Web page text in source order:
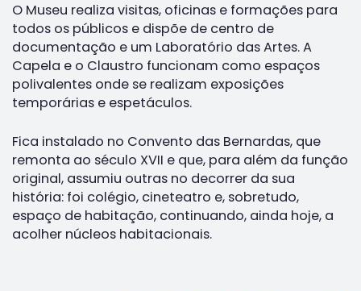
O Museu realiza visitas, oficinas e formações para
todos os públicos e dispõe de centro de
documentação e um Laboratório das Artes. A
Capela e o Claustro funcionam como espaços
polivalentes onde se realizam exposições
temporárias e espetáculos.
Fica instalado no Convento das Bernardas, que
remonta ao século XVII e que, para além da função
original, assumiu outras no decorrer da sua
história: foi colégio, cineteatro e, sobretudo,
espaço de habitação, continuando, ainda hoje, a
acolher núcleos habitacionais.